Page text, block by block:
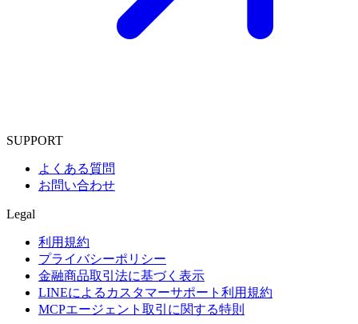
SUPPORT
よくある質問
お問い合わせ
Legal
利用規約
プライバシーポリシー
金融商品取引法に基づく表示
LINEによるカスタマーサポート利用規約
MCPエージェント取引に関する特則